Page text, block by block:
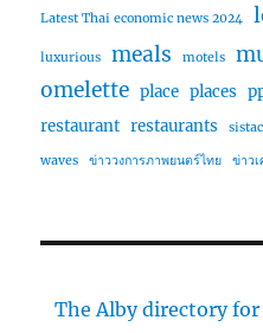
Latest Thai economic news 2024
luxurious meals motels
omelette place places
restaurant restaurants
waves ข่าววงการภาพยนตร์ไทย ข่าว
The Alby directory